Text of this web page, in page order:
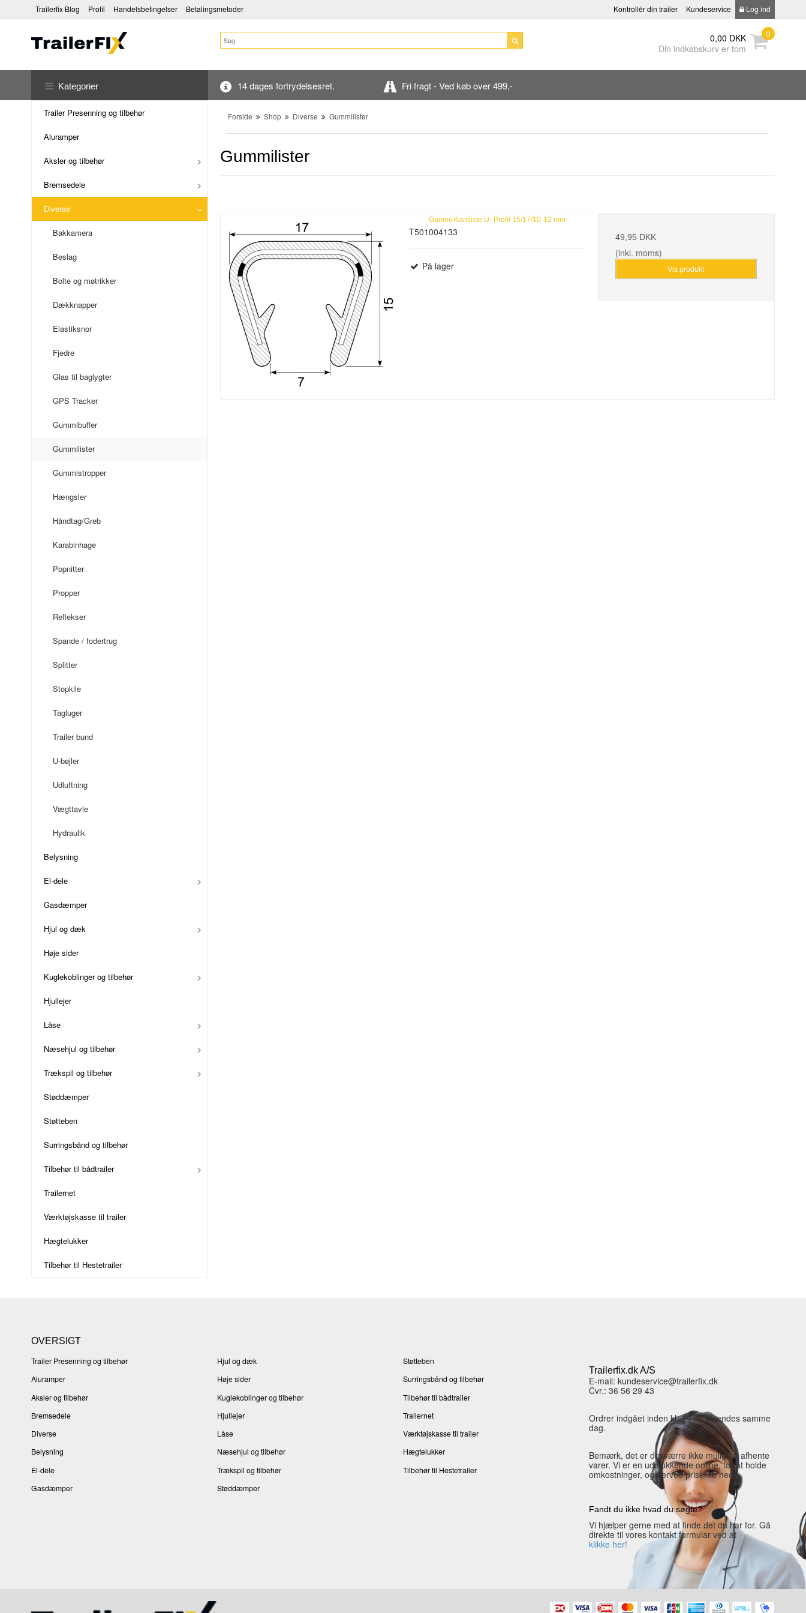
Trailerfix Blog Profil Handelsbetingelser Betalingsmetoder Log ind
Kontrollér din trailer Kundeservice
0,00 DKK
Din indkøbskurv er tom
0
Kategorier 14 dages fortrydelsesret. Fri fragt - Ved køb over 499,-
Trailer Presenning og tilbehør
Aluramper
Aksler og tilbehør
Bremsedele
Diverse
Bakkamera
Beslag
Bolte og møtrikker
Dækknapper
Elastiksnor
Fjedre
Glas til baglygter
GPS Tracker
Gummibuffer
Gummilister
Gummistropper
Hængsler
Håndtag/Greb
Karabinhage
Popnitter
Propper
Reflekser
Spande / fodertrug
Splitter
Stopkile
Tagluger
Trailer bund
U-bøjler
Udluftning
Vægttavle
Hydraulik
Belysning
El-dele
Gasdæmper
Hjul og dæk
Høje sider
Kuglekoblinger og tilbehør
Hjullejer
Låse
Næsehjul og tilbehør
Trækspil og tilbehør
Støddæmper
Støtteben
Surringsbånd og tilbehør
Tilbehør til bådtrailer
Trailernet
Værktøjskasse til trailer
Hægtelukker
Tilbehør til Hestetrailer
Forside Shop Diverse Gummilister
Gummilister
Gummi Kantliste U- Profil 15/17/10-12 mm
T501004133
På lager
49,95 DKK
(inkl. moms)
Vis produkt
OVERSIGT
Trailer Presenning og tilbehør
Aluramper
Aksler og tilbehør
Bremsedele
Diverse
Belysning
El-dele
Gasdæmper
Hjul og dæk
Høje sider
Kuglekoblinger og tilbehør
Hjullejer
Låse
Næsehjul og tilbehør
Trækspil og tilbehør
Støddæmper
Støtteben
Surringsbånd og tilbehør
Tilbehør til bådtrailer
Trailernet
Værktøjskasse til trailer
Hægtelukker
Tilbehør til Hestetrailer
Trailerfix.dk A/S
E-mail: kundeservice@trailerfix.dk
Cvr.: 36 56 29 43
Ordrer indgået inden kl. 14.00 afsendes samme
dag.
Bemærk, det er desværre ikke muligt at afhente
varer. Vi er en udelukkende online, for at holde
omkostninger, og derved priserne nede.
Fandt du ikke hvad du søgte?
Vi hjælper gerne med at finde det du har for. Gå
direkte til vores kontakt formular ved at
klikke her!